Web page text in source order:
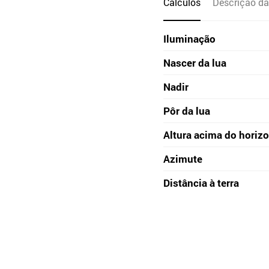
Iluminação
Nascer da lua
Nadir
Pôr da lua
Altura acima do
Azimute
Distância à terra